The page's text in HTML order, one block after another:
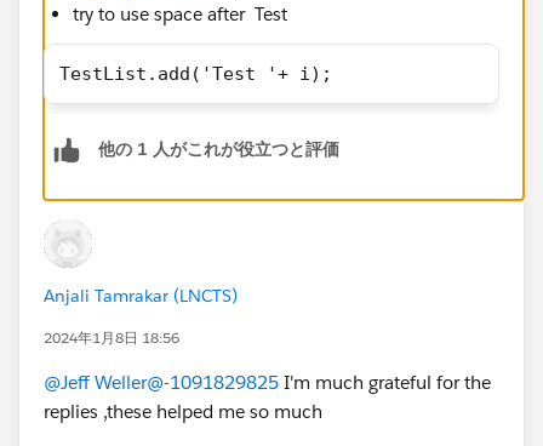
try to use space after Test
TestList.add('Test '+ i);
他の 1 人がこれが役立つと評価
Anjali Tamrakar (LNCTS)
2024年1月8日 18:56
@Jeff Weller@-1091829825 I'm much grateful for the
replies ,these helped me so much